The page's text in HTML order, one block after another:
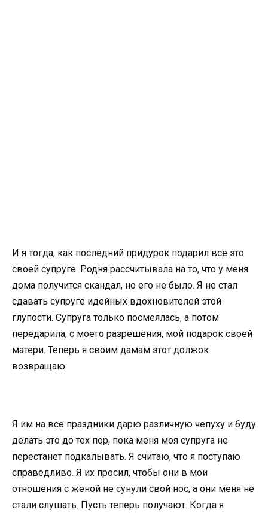
И я тогда, как последний придурок подарил все это
своей супруге. Родня рассчитывала на то, что у меня
дома получится скандал, но его не было. Я не стал
сдавать супруге идейных вдохновителей этой
глупости. Супруга только посмеялась, а потом
передарила, с моего разрешения, мой подарок своей
матери. Теперь я своим дамам этот должок
возвращаю.
Я им на все праздники дарю различную чепуху и буду
делать это до тех пор, пока меня моя супруга не
перестанет подкалывать. Я считаю, что я поступаю
справедливо. Я их просил, чтобы они в мои
отношения с женой не сунули свой нос, а они меня не
стали слушать. Пусть теперь получают. Когда я